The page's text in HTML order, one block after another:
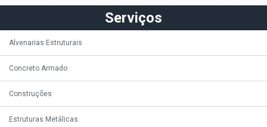
Serviços
Alvenarias Estruturais
Concreto Armado
Construções
Estruturas Metálicas